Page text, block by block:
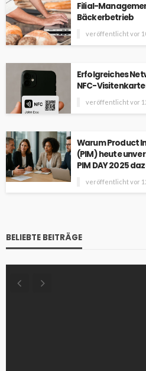
Filial-
Bäckerbetrieb
veröffentlicht vor
Erfolgreiches
NFC-
veröffentlicht vor
Warum Product
(PIM) heute
PIM DAY 2025
veröffentlicht vor
BELIEBTE BEITRÄGE